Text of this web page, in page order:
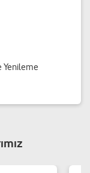
Yenileme